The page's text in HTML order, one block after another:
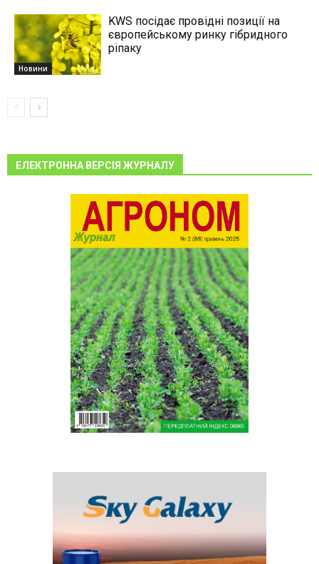
Новини
KWS посідає провідні позиції на
європейському ринку гібридного
ріпаку
ЕЛЕКТРОННА ВЕРСІЯ ЖУРНАЛУ